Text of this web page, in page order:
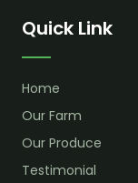
Quick Link
Home
Our Farm
Our Produce
Testimonial